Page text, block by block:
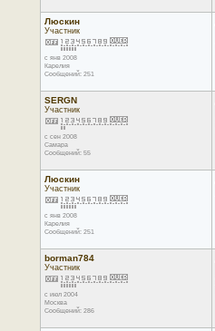
Люскин
Участник
с янв 2008
Карелия
Сообщений: 251
SERGN
Участник
с сен 2008
Самара
Сообщений: 55
Люскин
Участник
с янв 2008
Карелия
Сообщений: 251
borman784
Участник
с июл 2004
Москва
Сообщений: 286